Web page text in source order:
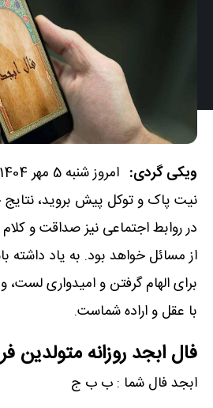
ویکی گردی:
نیت پاک و توکل پیش بروید،
در روابط اجتماعی نیز صداقت و
از مسائل خواهد بود. به یاد داشته
برای الهام گرفتن و امیدواری‌
با عقل و اراده شماست.
فال ابجد روزانه متولدین
ابجد فال شما : ب ب ج